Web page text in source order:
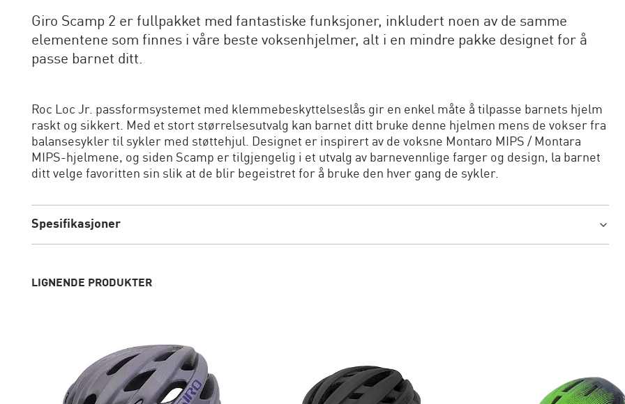
Giro Scamp 2 er fullpakket med fantastiske funksjoner, inkludert noen av de samme
elementene som finnes i våre beste voksenhjelmer, alt i en mindre pakke designet for å
passe barnet ditt.
Roc Loc Jr. passformsystemet med klemmebeskyttelseslås gir en enkel måte å tilpasse barnets hjelm
raskt og sikkert. Med et stort størrelsesutvalg kan barnet ditt bruke denne hjelmen mens de vokser fra
balansesykler til sykler med støttehjul. Designet er inspirert av de voksne Montaro MIPS / Montara
MIPS-hjelmene, og siden Scamp er tilgjengelig i et utvalg av barnevennlige farger og design, la barnet
ditt velge favoritten sin slik at de blir begeistret for å bruke den hver gang de sykler.
Spesifikasjoner
LIGNENDE PRODUKTER